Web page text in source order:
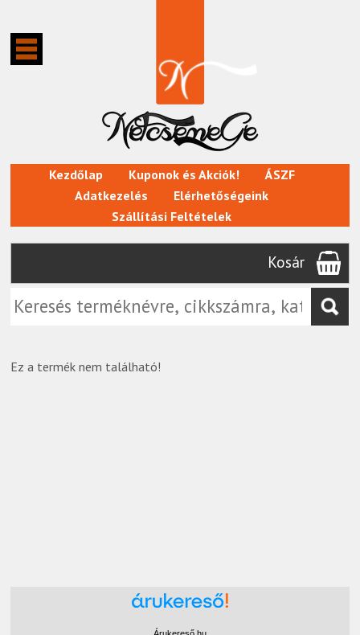
Kezdőlap Kuponok és Akciók!
ÁSZF
Adatkezelés
Elérhetőségeink
Szállítási Feltételek
Kosár
Ez a termék nem található!